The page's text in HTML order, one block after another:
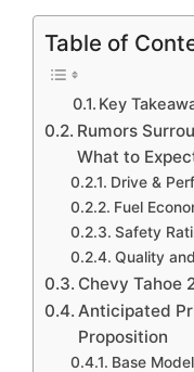
Table of
Key
Rumors
What to
Drive &
Fuel
Safety
Quality
Chevy Tahoe
Anticipated
Proposition
Base